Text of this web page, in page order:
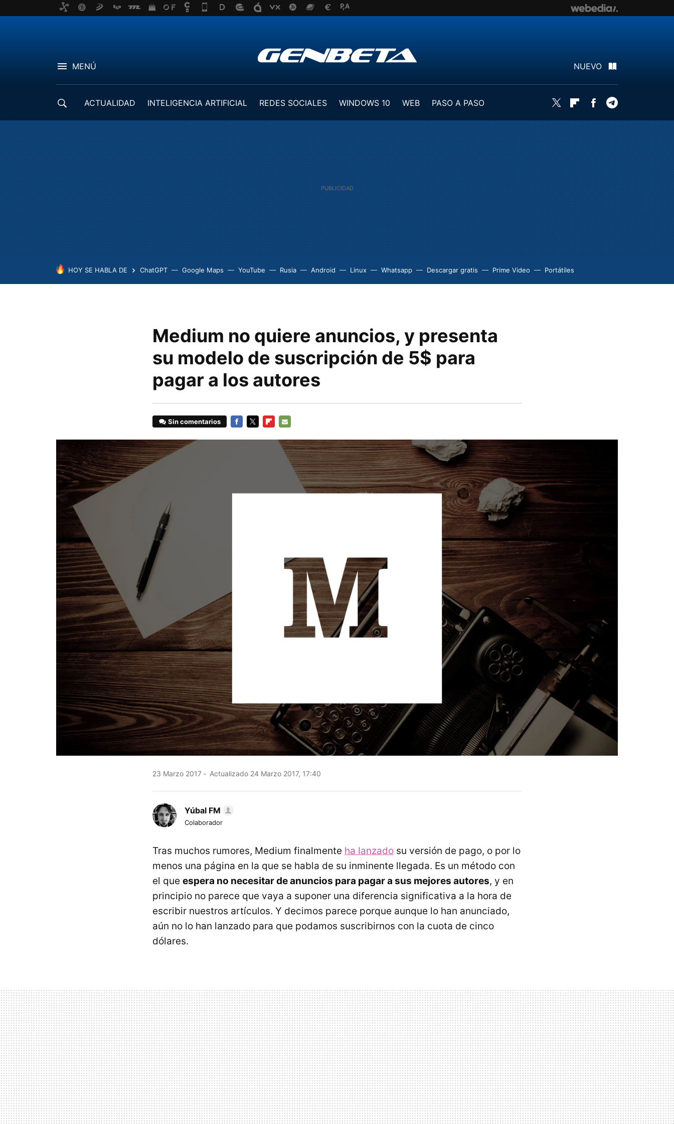
MENÚ NUEVO
ACTUALIDAD INTELIGENCIA ARTIFICIAL REDES SOCIALES WINDOWS 10 WEB
PASO A PASO
Twitter FlipboardFacebook
HOY SE HABLA DE ChatGPT Google Maps YouTube Rusia Android Linux Whatsapp Descargar gratis Prime Video Portátiles
Medium no quiere anuncios, y presenta
su modelo de suscripción de 5$ para
pagar a los autores
Sin comentarios
MAIL
23 Marzo 2017 Actualizado 24 Marzo 2017, 17:40
Yúbal FM
Colaborador
Tras muchos rumores, Medium finalmente ha lanzado su versión de pago, o por lo
menos una página en la que se habla de su inminente llegada. Es un método con
el que espera no necesitar de anuncios para pagar a sus mejores autores, y en
principio no parece que vaya a suponer una diferencia significativa a la hora de
escribir nuestros artículos. Y decimos parece porque aunque lo han anunciado,
aún no lo han lanzado para que podamos suscribirnos con la cuota de cinco
dólares.